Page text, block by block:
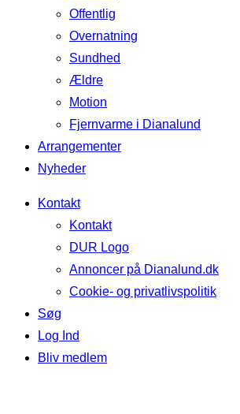
Offentlig
Overnatning
Sundhed
Ældre
Motion
Fjernvarme i Dianalund
Arrangementer
Nyheder
Kontakt
Kontakt
DUR Logo
Annoncer på Dianalund.dk
Cookie- og privatlivspolitik
Søg
Log Ind
Bliv medlem